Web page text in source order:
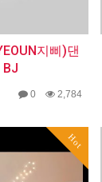
지삐)댄
BJ
0 2,784
Hot